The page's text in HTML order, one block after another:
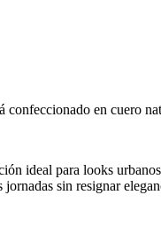
en cuero
ideal para looks
sin resignar